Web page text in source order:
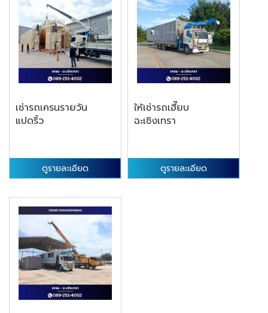
เช่ารถเครนรายวัน
แปดริ้ว
ดูรายละเอียด
ให้เช่ารถเฮี๊ยบ
ฉะเชิงเทรา
ดูรายละเอียด